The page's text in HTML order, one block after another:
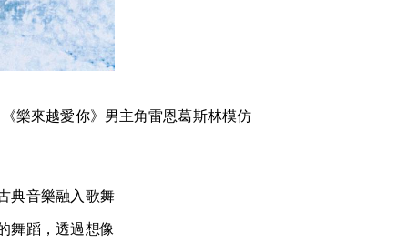
樂來越愛你》男主角雷恩葛斯林模仿
典音樂融入歌舞
舞蹈，透過想像